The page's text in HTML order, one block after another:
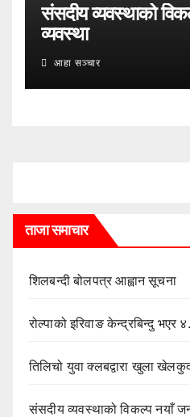
संसदीय व्यवस्थाको
व्यवस्था
आहा सञ्चार
ताजा समाचार
शिलबन्दी बोलपत्र आह्वान सूचना
रोल्पाको इरिवाङ केन्द्रबिन्दु भएर
तिलिचो युवा क्लबद्वारा खुला
संसदीय व्यवस्थाको विकल्प नयाँ